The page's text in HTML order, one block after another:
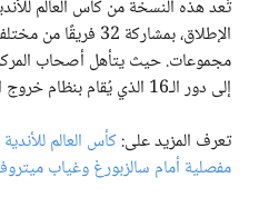
مجموعات. حيث يتأهل أصحاب
إلى دور الـ16 الذي يُقام بنظام خروج المغلوب.
تعرف المزيد على:
مفصلية أمام سالزبورغ وغياب